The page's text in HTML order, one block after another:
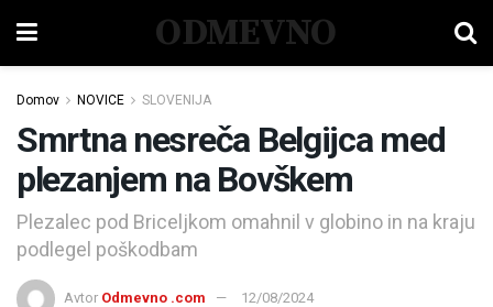
ODMEVNO
Domov NOVICE SLOVENIJA
Smrtna nesreča Belgijca med
plezanjem na Bovškem
Plezalec pod Briceljkom omahnil v globino in na kraju
podlegel poškodbam
Avtor Odmevno .com 12/08/2024